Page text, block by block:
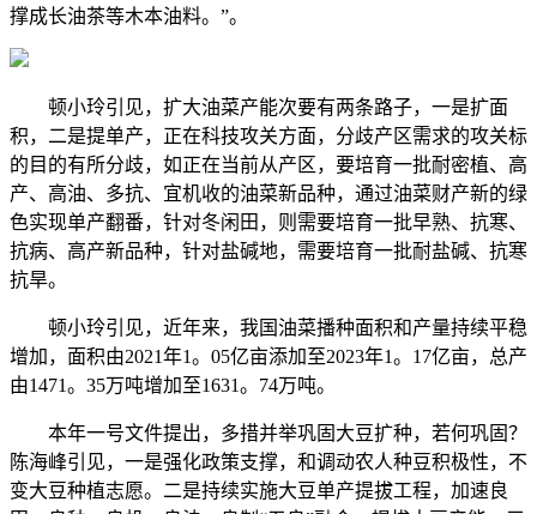
撑成长油茶等木本油料。”。
顿小玲引见，扩大油菜产能次要有两条路子，一是扩面
积，二是提单产，正在科技攻关方面，分歧产区需求的攻关标
的目的有所分歧，如正在当前从产区，要培育一批耐密植、高
产、高油、多抗、宜机收的油菜新品种，通过油菜财产新的绿
色实现单产翻番，针对冬闲田，则需要培育一批早熟、抗寒、
抗病、高产新品种，针对盐碱地，需要培育一批耐盐碱、抗寒
抗旱。
顿小玲引见，近年来，我国油菜播种面积和产量持续平稳
增加，面积由2021年1。05亿亩添加至2023年1。17亿亩，总产
由1471。35万吨增加至1631。74万吨。
本年一号文件提出，多措并举巩固大豆扩种，若何巩固？
陈海峰引见，一是强化政策支撑，和调动农人种豆积极性，不
变大豆种植志愿。二是持续实施大豆单产提拔工程，加速良